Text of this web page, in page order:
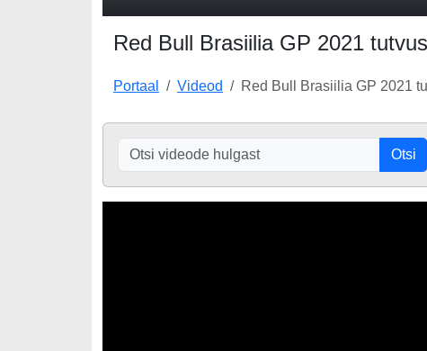
Red Bull Brasiilia GP 2021
Portaal Videod Red Bull Brasiilia GP 2021
Otsi